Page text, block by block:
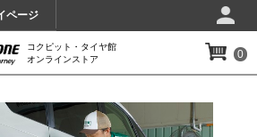
ページ
コクピット・タイヤ館
オンラインストア
0